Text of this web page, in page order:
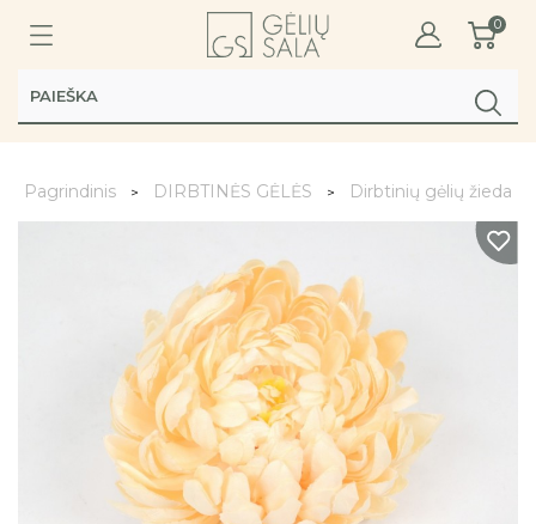
0
Pagrindinis DIRBTINĖS GĖLĖS Dirbtinių gėlių žiedai